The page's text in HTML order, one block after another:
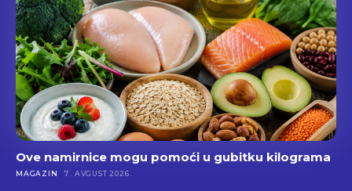
Ove namirnice mogu pomoći u gubitku kilograma
MAGAZIN 7. AVGUST 2026.